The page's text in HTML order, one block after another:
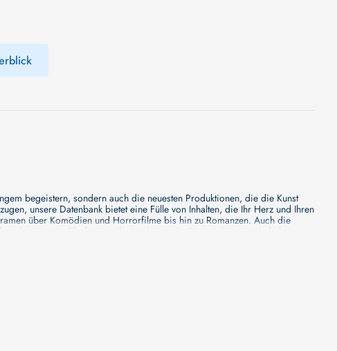
begeistern, sondern auch die neuesten Produktionen, die die Kunst
unsere Datenbank bietet eine Fülle von Inhalten, die Ihr Herz und Ihren
über Komödien und Horrorfilme bis hin zu Romanzen. Auch die
dass unsere Plattform mehr ist als nur ein Ort, an dem man beliebte
von den Mainstream-Medien oft nicht gewürdigt werden. Aus diesem